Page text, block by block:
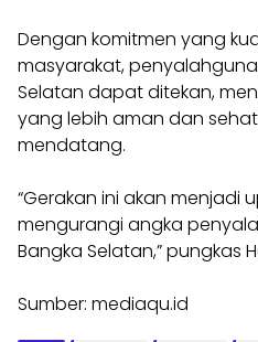
Dengan komitmen yang
masyarakat,
Selatan dapat ditekan,
yang lebih aman dan
mendatang.
“Gerakan ini akan
mengurangi angka
Bangka Selatan,” pungkas
Sumber: mediaqu.id